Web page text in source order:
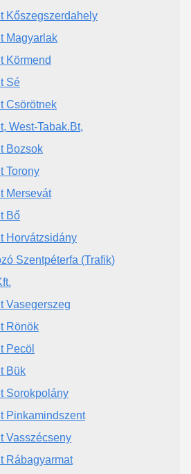
Kőszegszerdahely
Magyarlak
Körmend
Sé
Csörötnek
West-Tabak.Bt,
Bozsok
Torony
Mersevát
Bő
Horvátzsidány
Szentpéterfa (Trafik)
Vasegerszeg
Rönök
Pecöl
Bük
Sorokpolány
Pinkamindszent
Vasszécseny
Rábagyarmat